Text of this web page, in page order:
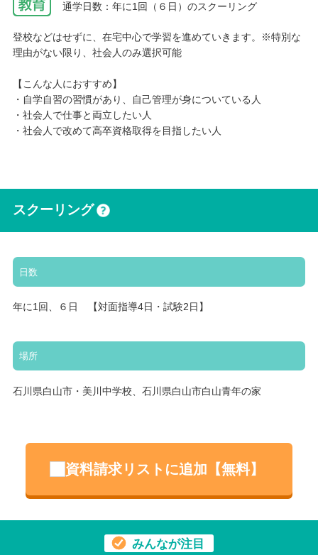
通学日数：年に1回（６日）のスクーリング
登校などはせずに、在宅中心で学習を進めていきます。※特別な
理由がない限り、社会人のみ選択可能
【こんな人におすすめ】
・自学自習の習慣があり、自己管理が身についている人
・社会人で仕事と両立したい人
・社会人で改めて高卒資格取得を目指したい人
スクーリング
日数
年に1回、６日 【対面指導4日・試験2日】
場所
石川県白山市・美川中学校、石川県白山市白山青年の家
資料請求リストに追加【無料】
みんなが注目